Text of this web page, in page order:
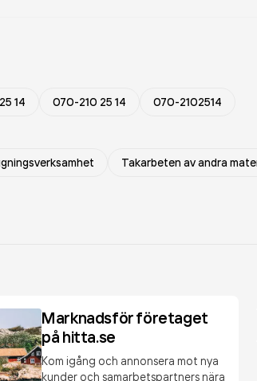
14 070-210 25 14 070-2102514
Takarbeten av andra
Marknadsför företaget
på hitta.se
Kom igång och annonsera mot nya
kunder och samarbetspartners nära